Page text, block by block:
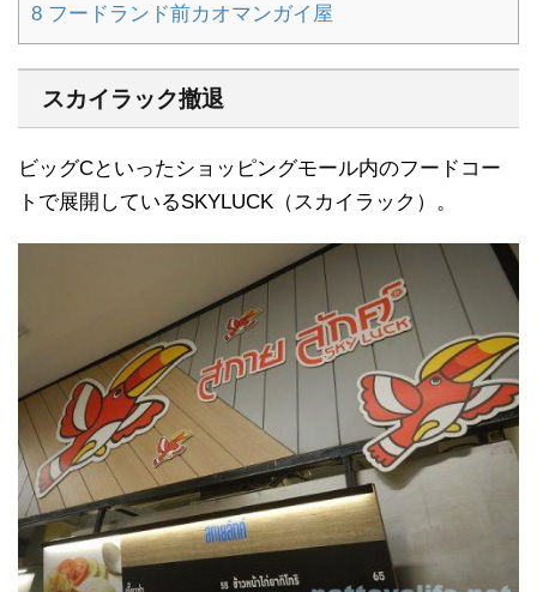
8 フードランド前カオマンガイ屋
スカイラック撤退
ビッグCといったショッピングモール内のフードコー
トで展開しているSKYLUCK（スカイラック）。